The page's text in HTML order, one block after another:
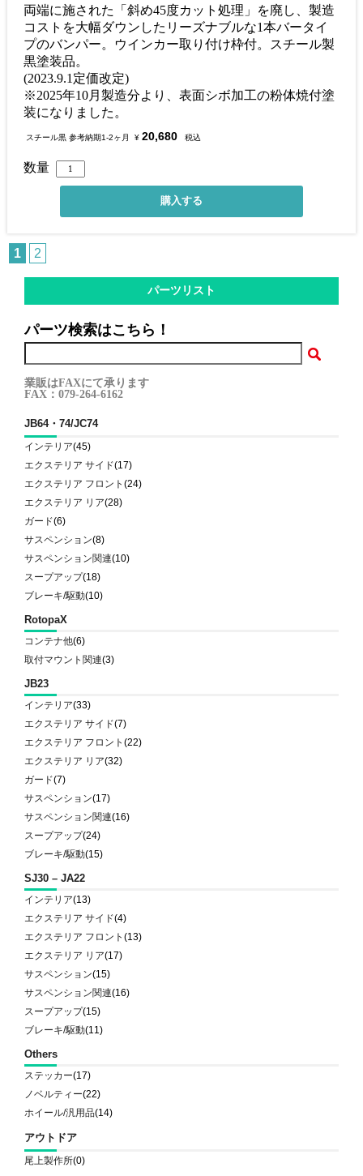
パーツリスト
パーツ検索はこちら！
業販はFAXにて承ります
FAX：079-264-6162
JB64・74/JC74
インテリア(45)
エクステリア サイド(17)
エクステリア フロント(24)
エクステリア リア(28)
ガード(6)
サスペンション(8)
サスペンション関連(10)
スープアップ(18)
ブレーキ/駆動(10)
RotopaX
コンテナ他(6)
取付マウント関連(3)
JB23
インテリア(33)
エクステリア サイド(7)
エクステリア フロント(22)
エクステリア リア(32)
ガード(7)
サスペンション(17)
サスペンション関連(16)
スープアップ(24)
ブレーキ/駆動(15)
SJ30 – JA22
インテリア(13)
エクステリア サイド(4)
エクステリア フロント(13)
エクステリア リア(17)
サスペンション(15)
サスペンション関連(16)
スープアップ(15)
ブレーキ/駆動(11)
Others
ステッカー(17)
ノベルティー(22)
ホイール/汎用品(14)
アウトドア
尾上製作所(0)
両端に施された「斜め45度カット処理」を廃し、製造
コストを大幅ダウンしたリーズナブルな1本バータイ
プのバンパー。ウインカー取り付け枠付。スチール製
黒塗装品。
(2023.9.1定価改定)
※2025年10月製造分より、表面シボ加工の粉体焼付塗
装になりました。
スチール黒 参考納期1-2ヶ月 ¥ 20,680 税込
数量
1 2